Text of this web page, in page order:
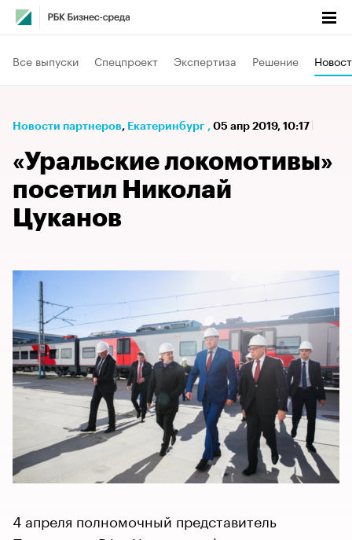
Все выпуски Спецпроект Экспертиза Решение
Новости партнеров⁠, Екатеринбург , 05 апр 2019, 10:17
«Уральские локомотивы»
посетил Николай
Цуканов
4 апреля полномочный представитель